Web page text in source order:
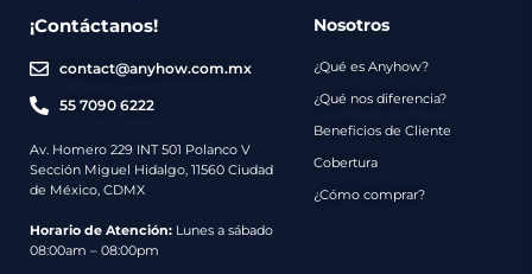
¡Contáctanos!
contact@anyhow.com.mx
55 7090 6222
Av. Homero 229 INT 501 Polanco V
Sección Miguel Hidalgo, 11560 Ciudad
de México, CDMX
Horario de Atención: Lunes a sábado
08:00am – 08:00pm
Nosotros
¿Qué es Anyhow?
¿Qué nos diferencia?
Beneficios de Cliente
Cobertura
¿Cómo comprar?
Servicios
Envíos
Métodos
de
Regalos
Contacto